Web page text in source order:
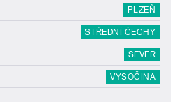
PLZEŇ
STŘEDNÍ ČECHY
SEVER
VYSOČINA